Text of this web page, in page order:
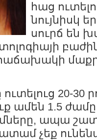
հաց
նույնիսկ
սուրճ են
20-30
ամեն 1.5 ժամը
ապա
չեք